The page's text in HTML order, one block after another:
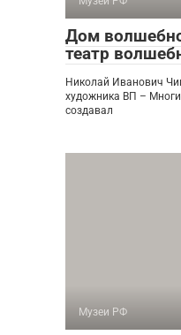
Дом
театр
Николай Иванович
художника ВП –
создавал
Музеи РФ